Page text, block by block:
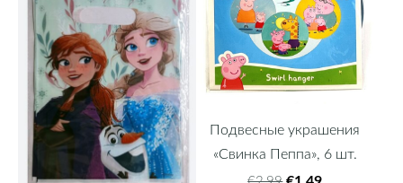
Подвесные украшения
«Свинка Пеппа», 6 шт.